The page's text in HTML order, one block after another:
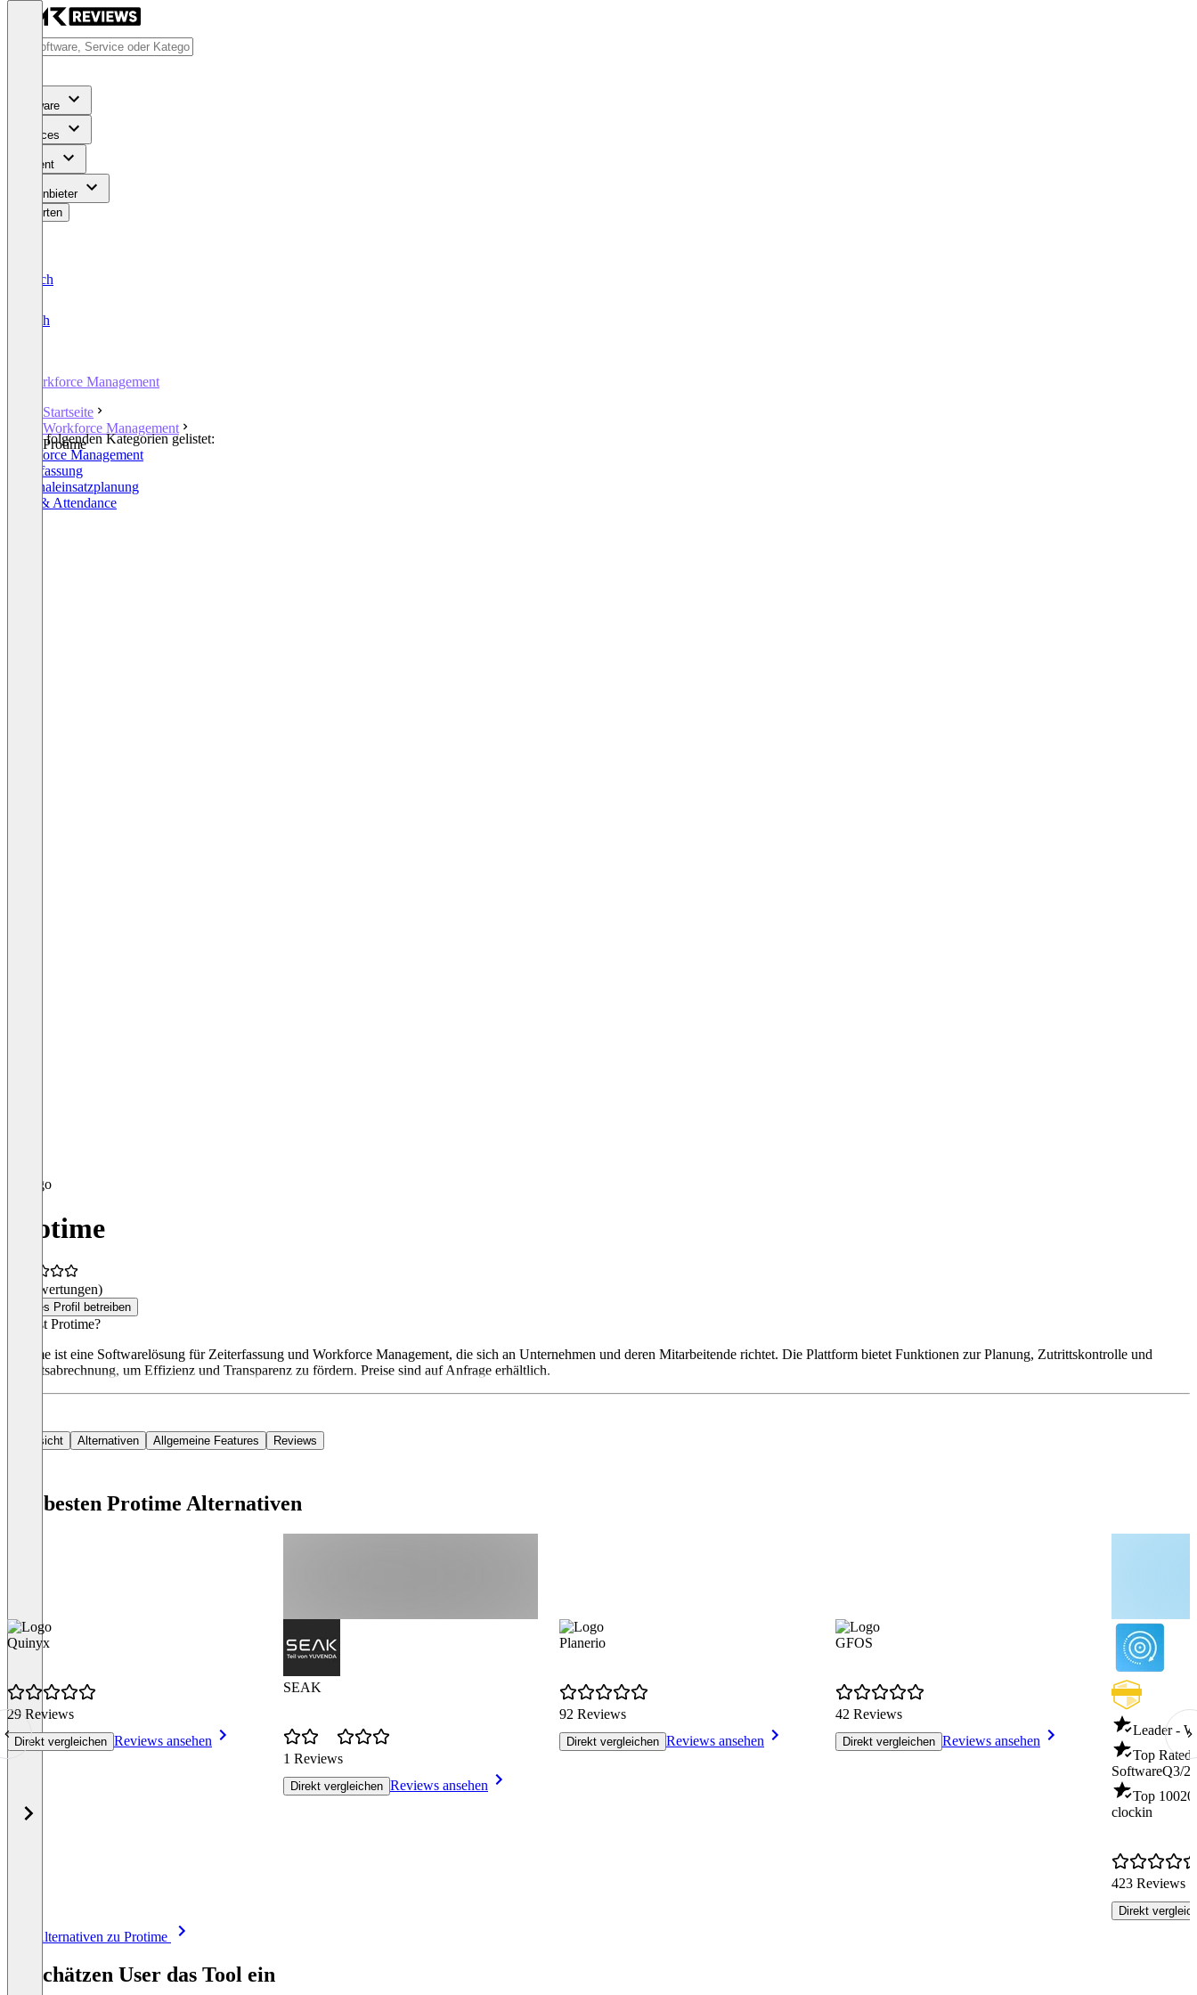
Software
Services
Content
Für Anbieter
Bewerten
Deutsch
English
Workforce Management
Startseite
Workforce Management
Protime
In den folgenden Kategorien gelistet:
Workforce Management
Zeiterfassung
Personaleinsatzplanung
Time & Attendance
Protime
(0 Bewertungen)
Dieses Profil betreiben
Was ist Protime?
Protime ist eine Softwarelösung für Zeiterfassung und Workforce Management, die sich an Unternehmen und deren Mitarbeitende richtet. Die Plattform bietet Funktionen zur Planung, Zutrittskontrolle und
Gehaltsabrechnung, um Effizienz und Transparenz zu fördern. Preise sind auf Anfrage erhältlich.
Übersicht Alternativen Allgemeine Features Reviews
Die besten Protime Alternativen
Quinyx
29 Reviews
Direkt vergleichen Reviews ansehen
SEAK
1 Reviews
Direkt vergleichen Reviews ansehen
Planerio
92 Reviews
Direkt vergleichen Reviews ansehen
GFOS
42 Reviews
Direkt vergleichen Reviews ansehen
Leader -
Top Rated
SoftwareQ3/26
Top 100
clockin
423 Reviews
Direkt
Alle Alternativen zu Protime
So schätzen User das Tool ein